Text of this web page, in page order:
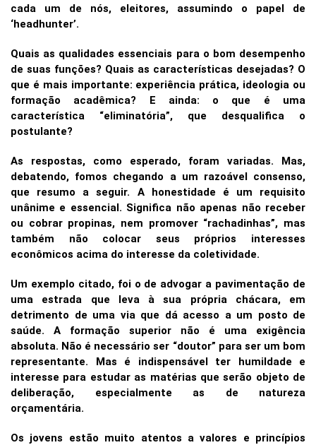
cada um de nós, eleitores, assumindo o papel de
‘headhunter’.
Quais as qualidades essenciais para o bom desempenho
de suas funções? Quais as características desejadas? O
que é mais importante: experiência prática, ideologia ou
formação acadêmica? E ainda: o que é uma
característica “eliminatória”, que desqualifica o
postulante?
As respostas, como esperado, foram variadas. Mas,
debatendo, fomos chegando a um razoável consenso,
que resumo a seguir. A honestidade é um requisito
unânime e essencial. Significa não apenas não receber
ou cobrar propinas, nem promover “rachadinhas”, mas
também não colocar seus próprios interesses
econômicos acima do interesse da coletividade.
Um exemplo citado, foi o de advogar a pavimentação de
uma estrada que leva à sua própria chácara, em
detrimento de uma via que dá acesso a um posto de
saúde. A formação superior não é uma exigência
absoluta. Não é necessário ser “doutor” para ser um bom
representante. Mas é indispensável ter humildade e
interesse para estudar as matérias que serão objeto de
deliberação, especialmente as de natureza
orçamentária.
Os jovens estão muito atentos a valores e princípios